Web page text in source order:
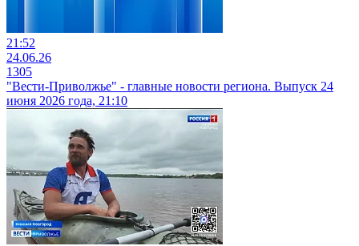
21:52
24.06.26
1305
"Вести-Приволжье" - главные новости региона. Выпуск 24
июня 2026 года, 21:10